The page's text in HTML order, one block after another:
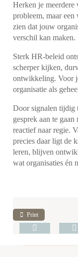
Herken je meerdere
probleem, maar
zien dat jouw
verschil kan maken.
Sterk HR-beleid
scherper kijken,
ontwikkeling. Voor
organisatie als
Door signalen tijdig
gesprek aan te
reactief naar regie.
precies daar ligt de
leren, blijven
wat organisaties én
Print